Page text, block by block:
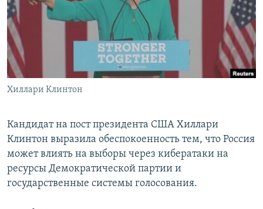
ПОБЕДИТЕЛЕЙ НЕ СУДЯТ?
КРЫМ.НЕПОКОРЕННЫЙ
ELIFBE
УКРАИНСКАЯ ПРОБЛЕМА КРЫМА
ПРИСОЕДИНЯЙТЕСЬ!
Все сайты RFE/RL
Хиллари Клинтон
Кандидат на пост президента США Хиллари
Клинтон выразила обеспокоенность тем, что Россия
может влиять на выборы через кибератаки на
ресурсы Демократической партии и
государственные системы голосования.